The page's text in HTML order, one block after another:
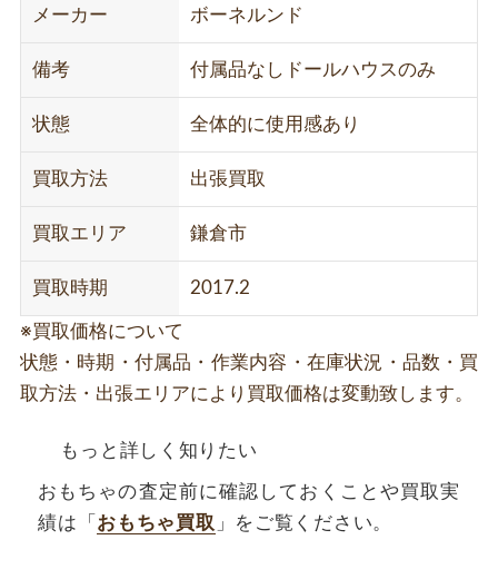
メーカー ボーネルンド
備考 付属品なしドールハウスのみ
状態 全体的に使用感あり
買取方法 出張買取
買取エリア 鎌倉市
買取時期 2017.2
※買取価格について
状態・時期・付属品・作業内容・在庫状況・品数・買
取方法・出張エリアにより買取価格は変動致します。
もっと詳しく知りたい
おもちゃの査定前に確認しておくことや買取実
績は「 おもちゃ買取 」をご覧ください。